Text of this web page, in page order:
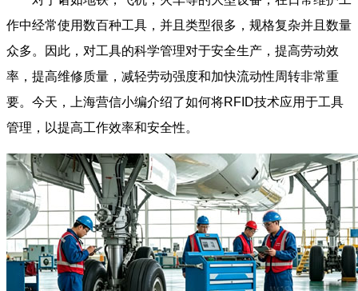
作中经常使用数百种工具，并且类型很多，规格复杂并且数量
众多。因此，对工具的科学管理对于安全生产，提高劳动效
率，提高维修质量，减轻劳动强度和加快流动性周转非常重
要。今天，上海营信小编介绍了如何将RFID技术应用于工具
管理，以提高工作效率和安全性。